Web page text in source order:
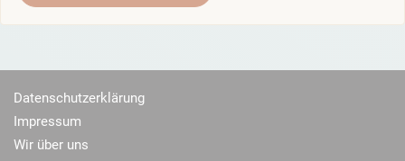
Datenschutzerklärung
Impressum
Wir über uns